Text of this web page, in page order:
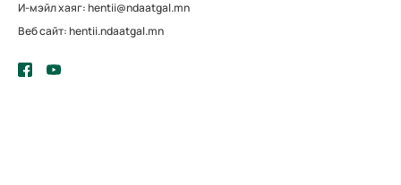
И-мэйл хаяг: hentii@ndaatgal.mn
Веб сайт: hentii.ndaatgal.mn